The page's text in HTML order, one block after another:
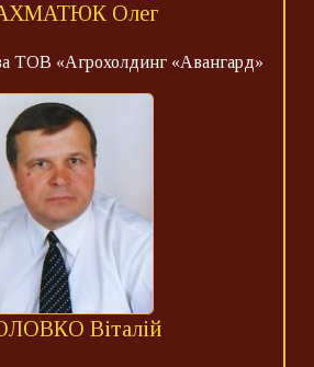
Олег
ТОВ «Агрохолдинг «Авангард»
Віталій